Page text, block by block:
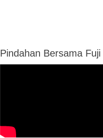
Pindahan Bersama Fuji